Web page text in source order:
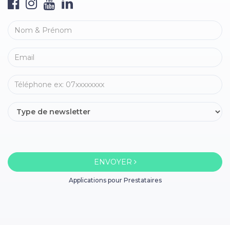
ENVOYER
Applications pour Prestataires